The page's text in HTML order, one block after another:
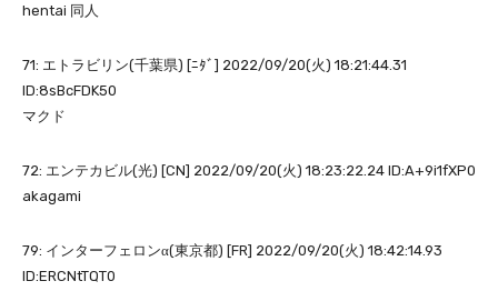
hentai 同人
71: エトラビリン(千葉県) [ﾆﾀﾞ] 2022/09/20(火) 18:21:44.31
ID:8sBcFDK50
マクド
72: エンテカビル(光) [CN] 2022/09/20(火) 18:23:22.24 ID:A+9i1fXP0
akagami
79: インターフェロンα(東京都) [FR] 2022/09/20(火) 18:42:14.93
ID:ERCNtTQT0